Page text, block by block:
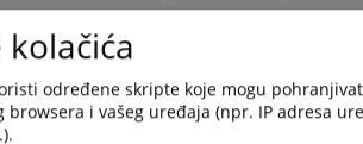
određene skripte koje mogu
browsera i vašeg uređaja (npr. IP adresa